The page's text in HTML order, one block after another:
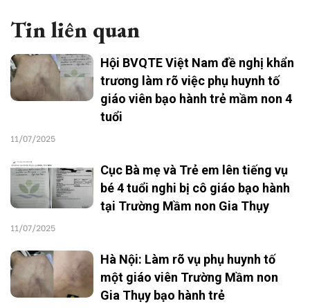
Tin liên quan
Hội BVQTE Việt Nam đề nghị khẩn
trương làm rõ việc phụ huynh tố
giáo viên bạo hành trẻ mầm non 4
tuổi
11/07/2025
Cục Bà mẹ và Trẻ em lên tiếng vụ
bé 4 tuổi nghi bị cô giáo bạo hành
tại Trường Mầm non Gia Thụy
11/07/2025
Hà Nội: Làm rõ vụ phụ huynh tố
một giáo viên Trường Mầm non
Gia Thụy bạo hành trẻ